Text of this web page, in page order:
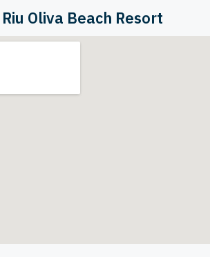
Oliva Beach Resort